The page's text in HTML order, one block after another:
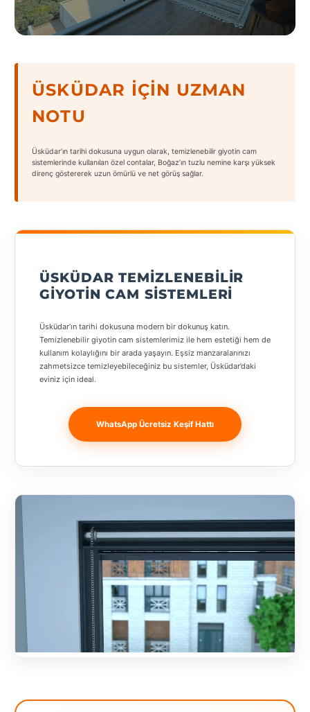
ÜSKÜDAR İÇIN UZMAN
NOTU
Üsküdar’ın tarihi dokusuna uygun olarak, temizlenebilir giyotin cam
sistemlerinde kullanılan özel contalar, Boğaz’ın tuzlu nemine karşı yüksek
direnç göstererek uzun ömürlü ve net görüş sağlar.
ÜSKÜDAR TEMIZLENEBILIR
GIYOTIN CAM SISTEMLERI
Üsküdar’ın tarihi dokusuna modern bir dokunuş katın.
Temizlenebilir giyotin cam sistemlerimiz ile hem estetiği hem de
kullanım kolaylığını bir arada yaşayın. Eşsiz manzaralarınızı
zahmetsizce temizleyebileceğiniz bu sistemler, Üsküdar’daki
eviniz için ideal.
WhatsApp Ücretsiz Keşif Hattı
States
Tüm
Şehirler
Adana
Adıyaman
Antalya
Balıkesir
Banja
Luka
Bingöl
Bosnia and
Herzegovina
Çanakkale
Diyarbakır
Elazığ